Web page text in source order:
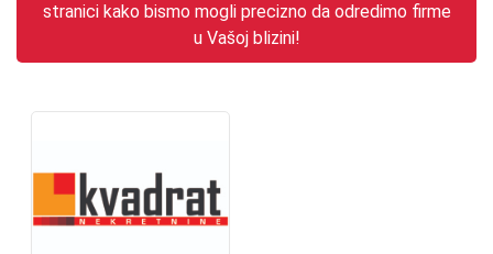
stranici kako bismo mogli precizno da odredimo firme
u Vašoj blizini!